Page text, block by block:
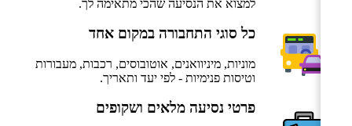
למצוא את הנסיעה שהכי מתאימה לך.
כל סוגי התחבורה במקום אחד
מוניות, מיניוואנים, אוטובוסים, רכבות, מעבורות
וטיסות פנימיות - לפי יעד ותאריך.
פרטי נסיעה מלאים ושקופים